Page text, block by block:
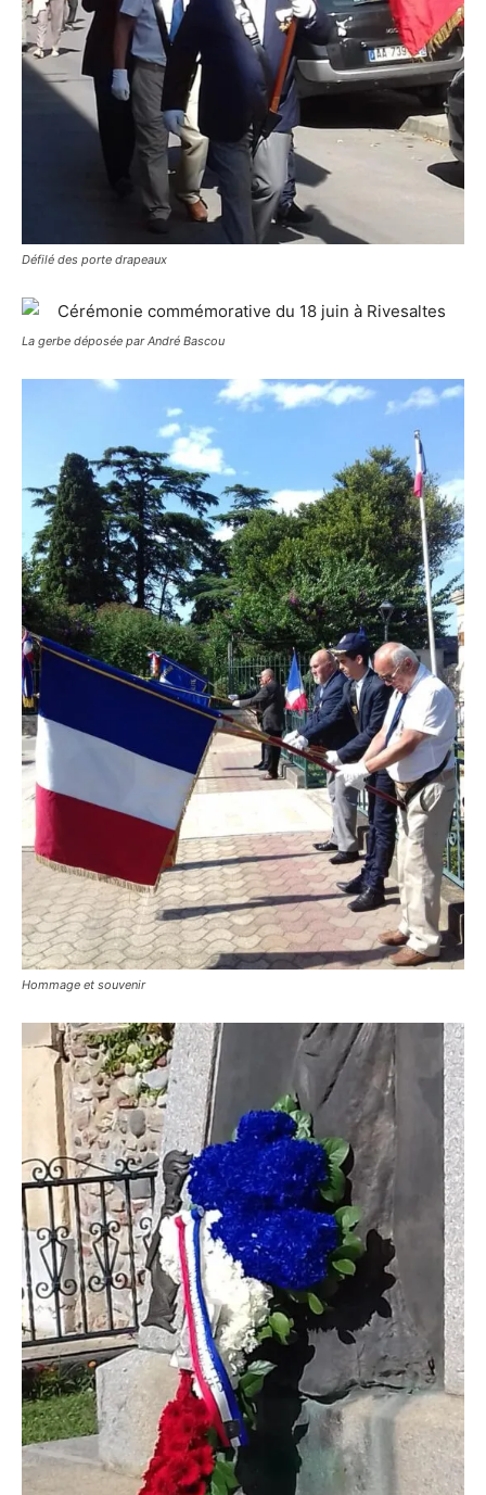
Défilé des porte drapeaux
La gerbe déposée par André Bascou
Hommage et souvenir